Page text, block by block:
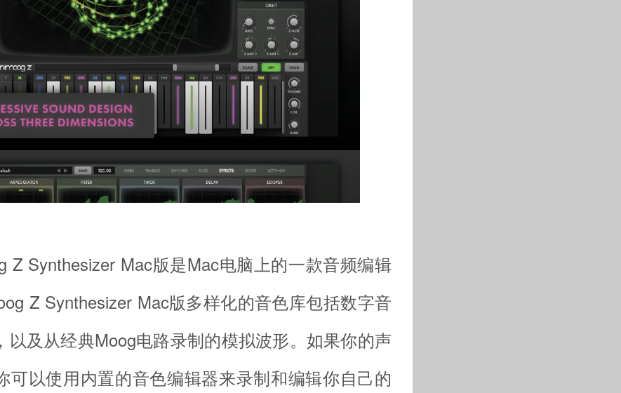
Synthesizer Mac版是Mac电脑上的一款音频编辑
Z Synthesizer Mac版多样化的音色库包括数字音
以及从经典Moog电路录制的模拟波形。如果你的声
可以使用内置的音色编辑器来录制和编辑你自己的